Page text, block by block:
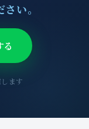
い。
ます